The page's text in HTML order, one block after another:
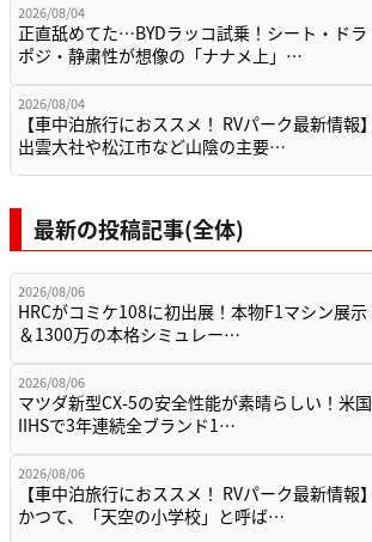
2026/08/04
正直舐めてた…BYDラッコ試乗！シート・ドラ
ポジ・静粛性が想像の「ナナメ上」…
2026/08/04
【車中泊旅行におススメ！ RVパーク最新情報】
出雲大社や松江市など山陰の主要…
最新の投稿記事(全体)
2026/08/06
HRCがコミケ108に初出展！本物F1マシン展示
＆1300万の本格シミュレー…
2026/08/06
マツダ新型CX-5の安全性能が素晴らしい！米国
IIHSで3年連続全ブランド1…
2026/08/06
【車中泊旅行におススメ！ RVパーク最新情報】
かつて、「天空の小学校」と呼ば…